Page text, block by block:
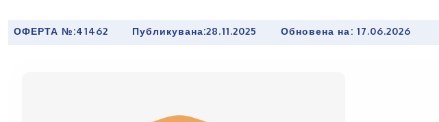
ОФЕРТА №:41462 Публикувана:28.11.2025 Обновена на: 17.06.2026